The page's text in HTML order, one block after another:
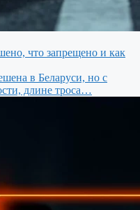
что запрещено и как
в Беларуси, но с
длине троса…